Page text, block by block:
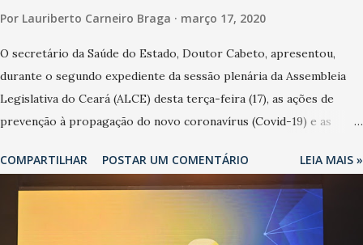
Por Lauriberto Carneiro Braga março 17, 2020
O secretário da Saúde do Estado, Doutor Cabeto, apresentou,
durante o segundo expediente da sessão plenária da Assembleia
Legislativa do Ceará (ALCE) desta terça-feira (17), as ações de
prevenção à propagação do novo coronavírus (Covid-19) e as
da pandemia e atendimento aos enfermos. O secretário informou
que o Estado tem desenvolvido um plano de contingência pautado
em formas de reconhecimento da população suspeita e de
cuidados com os ambientes públicos e domiciliares. “Nós não
COMPARTILHAR POSTAR UM COMENTÁRIO LEIA MAIS »